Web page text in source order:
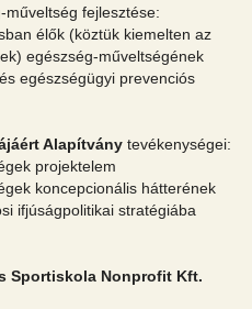
műveltség fejlesztése:
élők (köztük kiemelten az
egészség-műveltségének
egészségügyi prevenciós
Alapítvány tevékenységei:
projektelem
koncepcionális hátterének
ifjúságpolitikai stratégiába
Sportiskola Nonprofit Kft.